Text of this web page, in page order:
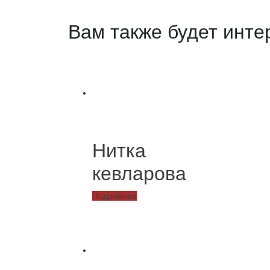
Вам также будет
Нитка
кевларова
Подробнее